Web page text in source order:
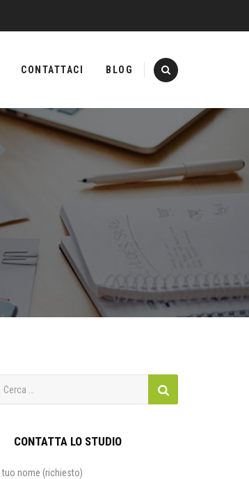
CONTATTACI BLOG
CONTATTA LO STUDIO
Il tuo nome (richiesto)